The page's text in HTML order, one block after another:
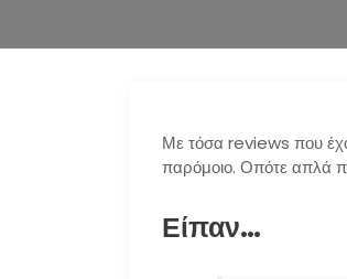
Με τόσα reviews που
παρόμοιο. Οπότε απλά
Είπαν…